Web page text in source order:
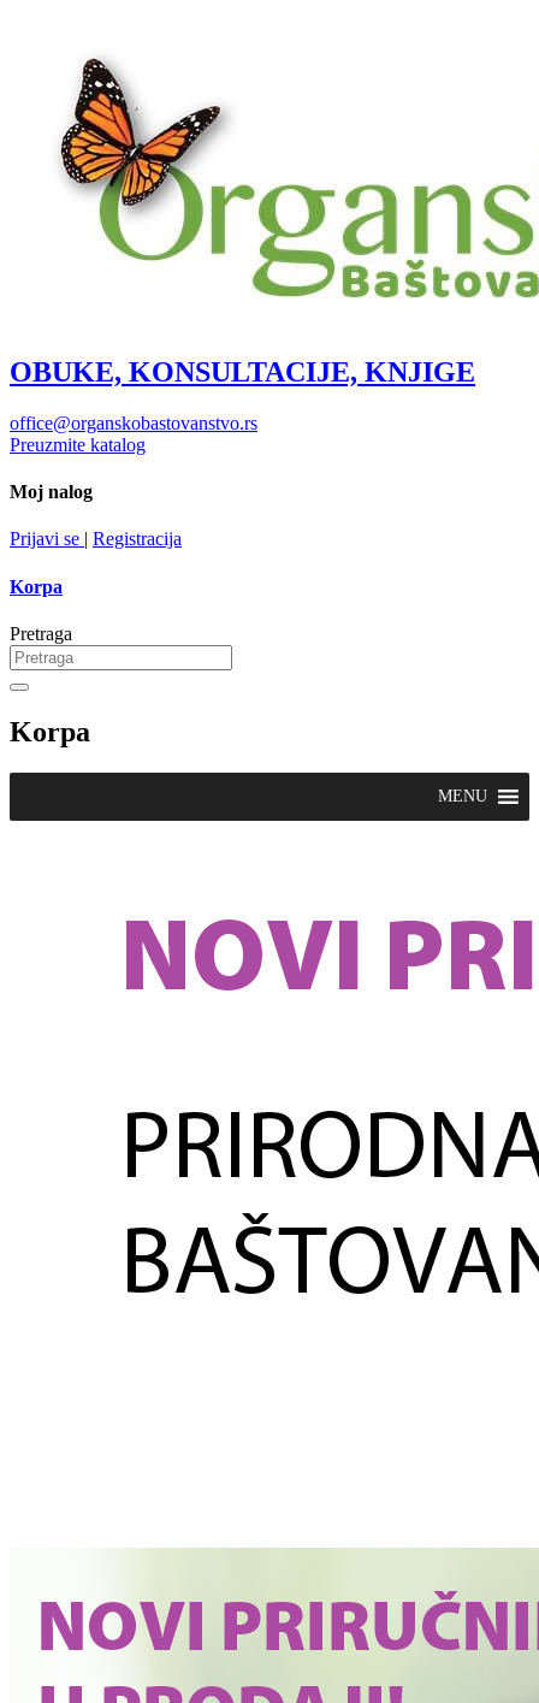
OBUKE, KONSULTACIJE, KNJIGE
office@organskobastovanstvo.rs
Preuzmite katalog
Moj nalog
Prijavi se | Registracija
Korpa
Pretraga
Korpa
MENU